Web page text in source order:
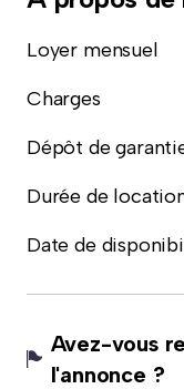
Loyer mensuel
Charges
Dépôt de
Durée de
Date de
Avez-vous
l'annonce ?